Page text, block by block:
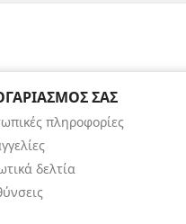
ΣΑΣ
πληροφορίες
δελτία